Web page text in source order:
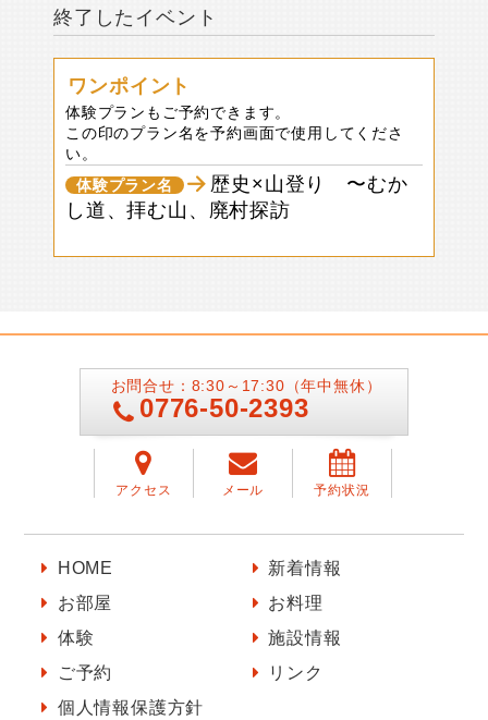
終了したイベント
ワンポイント
体験プランもご予約できます。
この印のプラン名を予約画面で使用してくださ
い。
体験プラン名
歴史×山登り 〜むか
し道、拝む山、廃村探訪
お問合せ：8:30～17:30（年中無休）
0776-50-2393
アクセス メール 予約状況
HOME
新着情報
お部屋
お料理
体験
施設情報
ご予約
リンク
個人情報保護方針